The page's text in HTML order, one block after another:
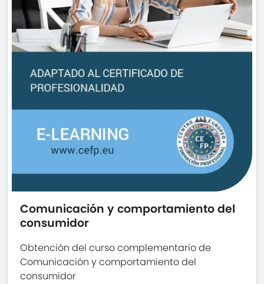
Comunicación y comportamiento del
consumidor
Obtención del curso complementario de
Comunicación y comportamiento del
consumidor